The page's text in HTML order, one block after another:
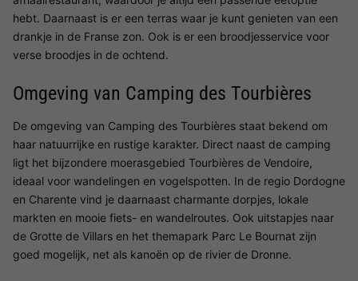
hebt. Daarnaast is er een terras waar je kunt genieten van een
drankje in de Franse zon. Ook is er een broodjesservice voor
verse broodjes in de ochtend.
Omgeving van Camping des Tourbières
De omgeving van Camping des Tourbières staat bekend om
haar natuurrijke en rustige karakter. Direct naast de camping
ligt het bijzondere moerasgebied Tourbières de Vendoire,
ideaal voor wandelingen en vogelspotten. In de regio Dordogne
en Charente vind je daarnaast charmante dorpjes, lokale
markten en mooie fiets- en wandelroutes. Ook uitstapjes naar
de Grotte de Villars en het themapark Parc Le Bournat zijn
goed mogelijk, net als kanoën op de rivier de Dronne.